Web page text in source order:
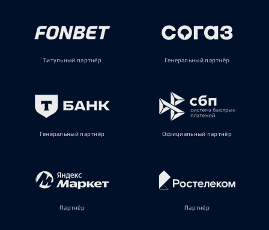
Титульный партнёр Генеральный партнёр
Генеральный партнёр Официальный партнёр
Партнёр Партнёр